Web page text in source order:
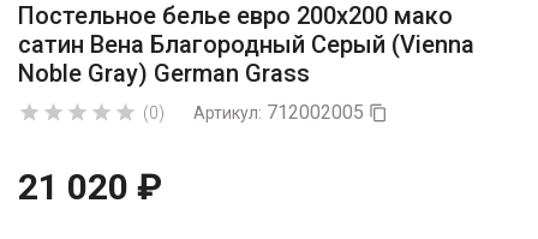
Постельное белье евро 200х200 мако
сатин Вена Благородный Серый (Vienna
Noble Gray) German Grass
     (0) Артикул: 712002005 
21 020 ₽